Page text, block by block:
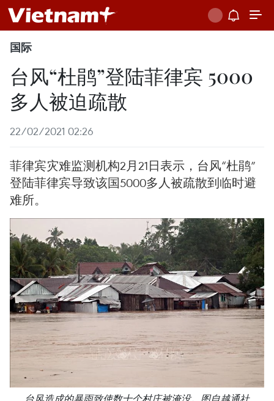
国际
台风“杜鹃”登陆菲律宾 5000
多人被迫疏散
22/02/2021 02:26
菲律宾灾难监测机构2月21日表示，台风“杜鹃”
登陆菲律宾导致该国5000多人被疏散到临时避
难所。